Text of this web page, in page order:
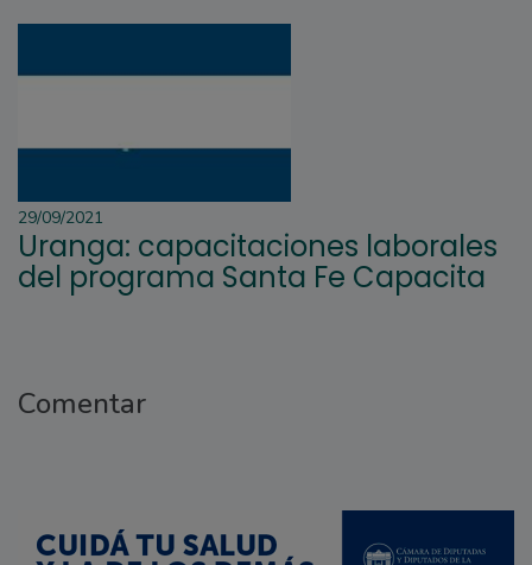
29/09/2021
Uranga: capacitaciones laborales
del programa Santa Fe Capacita
Comentar